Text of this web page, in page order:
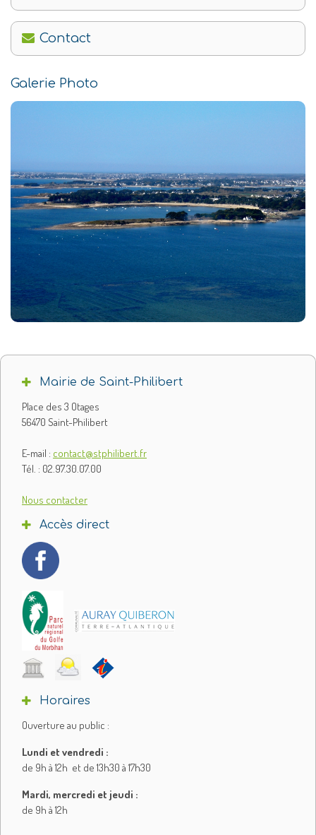
Contact
Galerie Photo
Mairie de Saint-Philibert
Place des 3 Otages
56470 Saint-Philibert
E-mail : contact@stphilibert.fr
Tél. : 02.97.30.07.00
Nous contacter
Accès direct
Horaires
Ouverture au public :
Lundi et vendredi :
de 9h à 12h et de 13h30 à 17h30
Mardi, mercredi et jeudi :
de 9h à 12h